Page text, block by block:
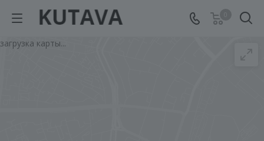
загрузка карты...